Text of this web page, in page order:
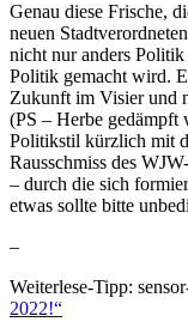
Genau diese Frische,
neuen
nicht nur anders Politik
Politik gemacht wird.
Zukunft im Visier und
(PS – Herbe gedämpft
Politikstil kürzlich mit
Rausschmiss des
– durch die sich
etwas sollte bitte
–
Weiterlese-Tipp:
2022!“